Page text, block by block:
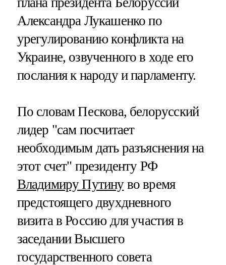
Александра Лукашенко по
урегулированию конфликта на
Украине, озвученного в ходе его
послания к народу и парламенту.
По словам Пескова, белорусский
лидер "сам посчитает
необходимым дать разъяснения на
этот счет" президенту РФ
Владимиру Путинуво время
предстоящего двухдневного
визита в Россию для участия в
заседании Высшего
государственного совета